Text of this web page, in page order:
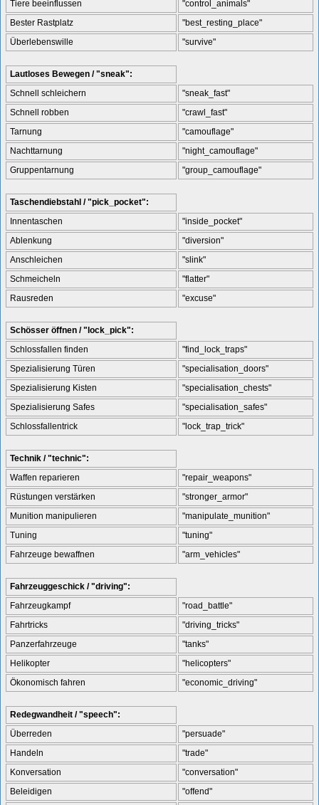
Tiere beeinflussen
"control_animals"
Bester Rastplatz
"best_resting_place"
Überlebenswille
"survive"
Lautloses Bewegen / "sneak":
Schnell schleichern
"sneak_fast"
Schnell robben
"crawl_fast"
Tarnung
"camouflage"
Nachttarnung
"night_camouflage"
Gruppentarnung
"group_camouflage"
Taschendiebstahl / "pick_pocket":
Innentaschen
"inside_pocket"
Ablenkung
"diversion"
Anschleichen
"slink"
Schmeicheln
"flatter"
Rausreden
"excuse"
Schösser öffnen / "lock_pick":
Schlossfallen finden
"find_lock_traps"
Spezialisierung Türen
"specialisation_doors"
Spezialisierung Kisten
"specialisation_chests"
Spezialisierung Safes
"specialisation_safes"
Schlossfallentrick
"lock_trap_trick"
Technik / "technic":
Waffen reparieren
"repair_weapons"
Rüstungen verstärken
"stronger_armor"
Munition manipulieren
"manipulate_munition"
Tuning
"tuning"
Fahrzeuge bewaffnen
"arm_vehicles"
Fahrzeuggeschick / "driving":
Fahrzeugkampf
"road_battle"
Fahrtricks
"driving_tricks"
Panzerfahrzeuge
"tanks"
Helikopter
"helicopters"
Ökonomisch fahren
"economic_driving"
Redegwandheit / "speech":
Überreden
"persuade"
Handeln
"trade"
Konversation
"conversation"
Beleidigen
"offend"